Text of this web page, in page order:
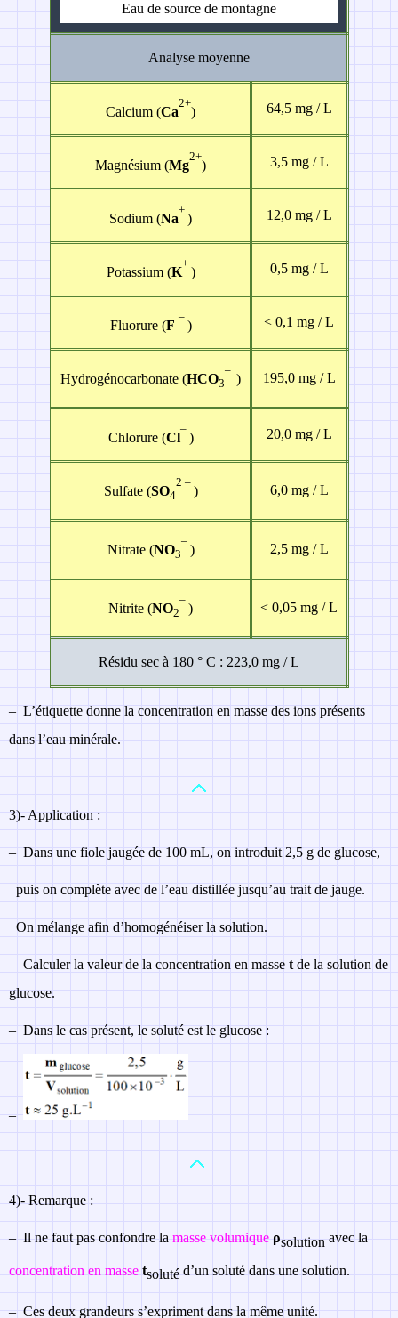
Eau de source de montagne
Analyse moyenne
Calcium (Ca
2+
) 64,5 mg / L
Magnésium (Mg
2+
) 3,5 mg / L
Sodium (Na
+
) 12,0 mg / L
Potassium (K
+
) 0,5 mg / L
Fluorure (F
–
) < 0,1 mg / L
Hydrogénocarbonate (HCO3
–
) 195,0 mg / L
Chlorure (Cl
–
) 20,0 mg / L
Sulfate (SO4
2 –
) 6,0 mg / L
Nitrate (NO3
–
) 2,5 mg / L
Nitrite (NO2
–
) < 0,05 mg / L
Résidu sec à 180 ° C : 223,0 mg / L
– L’étiquette donne la concentration en masse des ions présents
dans l’eau minérale.
3)-Application :
– Dans une fiole jaugée de 100 mL, on introduit 2,5 g de glucose,
puis on complète avec de l’eau distillée jusqu’au trait de jauge.
On mélange afin d’homogénéiser la solution.
– Calculer la valeur de la concentration en masse tde la solution de
glucose.
– Dans le cas présent, le soluté est le glucose :
–
4)- Remarque :
– Il ne faut pas confondre la masse volumique ρsolution avec la
concentration en masse tsoluté d’un soluté dans une solution.
– Ces deux grandeurs s’expriment dans la même unité.